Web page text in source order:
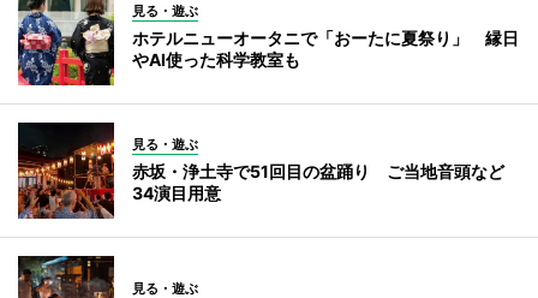
見る・遊ぶ
ホテルニューオータニで「おーたに夏祭り」 縁日
やAI使った科学教室も
見る・遊ぶ
赤坂・浄土寺で51回目の盆踊り ご当地音頭など
34演目用意
見る・遊ぶ